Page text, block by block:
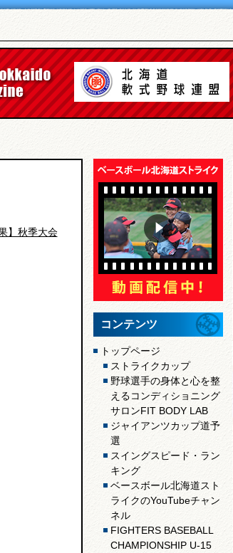
コンテンツ
トップページ
ストライクカップ
野球選手の身体と心を整
えるコンディショニング
サロンFIT BODY LAB
ジャイアンツカップ道予
選
スイングスピード・ラン
キング
ベースボール北海道スト
ライクのYouTubeチャン
ネル
FIGHTERS BASEBALL
CHAMPIONSHIP U-15